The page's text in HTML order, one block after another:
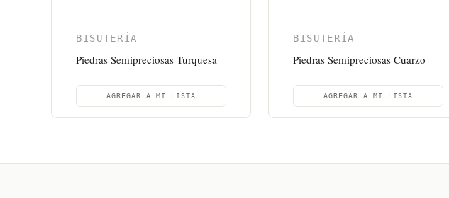
BISUTERÍA
Piedras Semipreciosas Turquesa
AGREGAR A MI LISTA
BISUTERÍA
Piedras Semipreciosas Cuarzo
AGREGAR A MI LISTA